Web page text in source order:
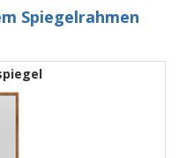
Spiegelrahmen